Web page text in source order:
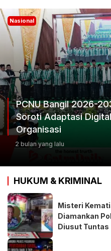
Nasional
Ketum Progib
Keputusan Terbaik
3 bulan yang lalu
HUKUM & KRIMINAL
Misteri
Diamankan
Diusut Tuntas